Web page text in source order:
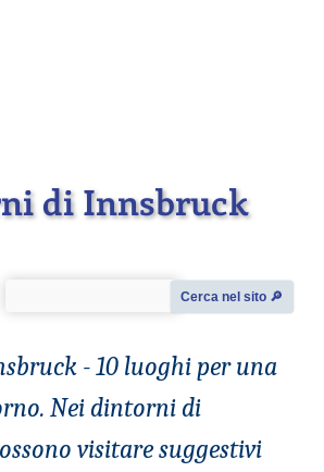
di Innsbruck
Cerca nel sito 🔎︎
- 10 luoghi per una
. Nei dintorni di
visitare suggestivi